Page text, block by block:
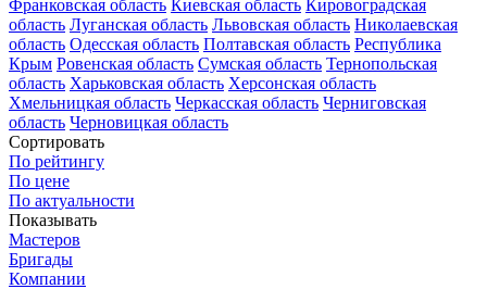
Франковская область Киевская область Кировоградская
область Луганская область Львовская область Николаевская
область Одесская область Полтавская область Республика
Крым Ровенская область Сумская область Тернопольская
область Харьковская область Херсонская область
Хмельницкая область Черкасская область Черниговская
область Черновицкая область
Сортировать
По рейтингу
По цене
По актуальности
Показывать
Мастеров
Бригады
Компании